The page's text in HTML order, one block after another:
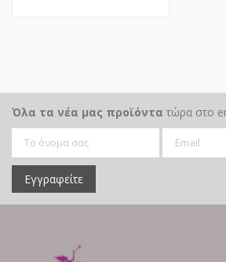
Όλα τα νέα μας προϊόντα τώρα στο
Εγγραφείτε